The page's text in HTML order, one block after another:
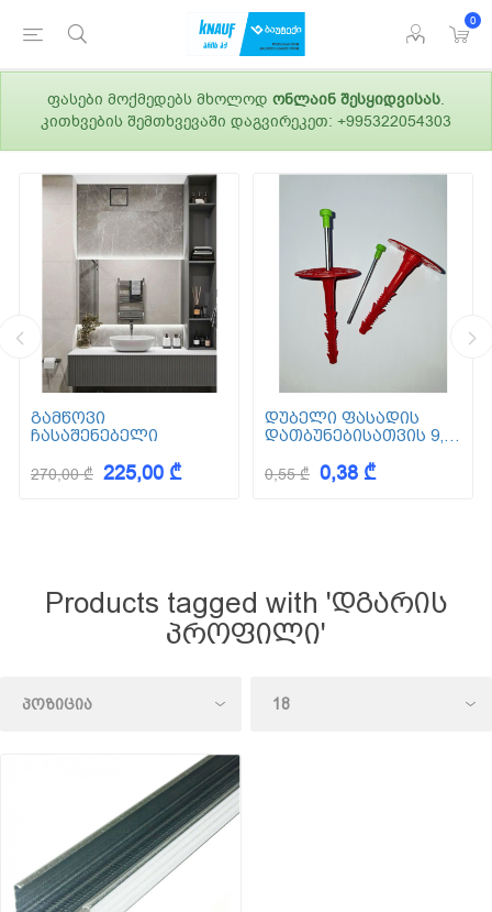
0
ფასები მოქმედებს მხოლოდ ონლაინ შესყიდვისას.
კითხვების შემთხვევაში დაგვირეკეთ: +995322054303
გამწოვი
ჩასაშენებელი
270,00 ₾ 225,00 ₾
დუბელი ფასადის
დათბუნებისათვის 9,5
0,55 ₾ 0,38 ₾
Products tagged with 'დგარის
პროფილი'